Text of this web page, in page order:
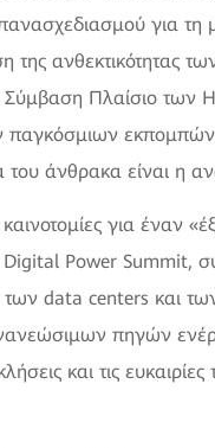
για
της
Πλαίσιο των
παγκόσμιων
του άνθρακα είναι η
για έναν
Power Summit,
των data centers και
πηγών
και τις